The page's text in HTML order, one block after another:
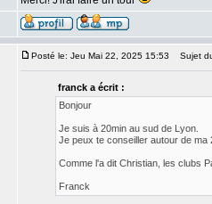
Posté le: Jeu Mai 22, 2025 15:53 Sujet
franck a écrit :
Bonjour
Je suis à 20min au sud de Lyon.
Je peux te conseiller autour de ma
Comme l'a dit Christian, les clubs
Franck